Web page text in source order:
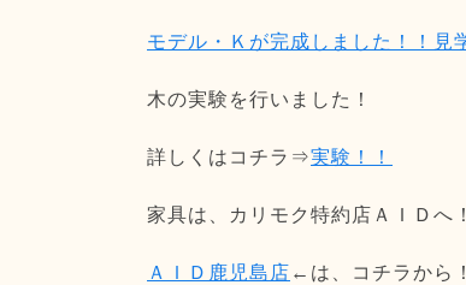
モデル・Ｋが完成しました！！見
木の実験を行いました！
詳しくはコチラ⇒実験！！
家具は、カリモク特約店ＡＩＤへ
ＡＩＤ鹿児島店 ←は、コチラから